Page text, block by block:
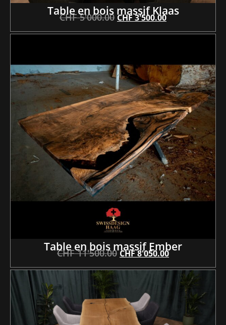
Table en bois massif Klaas
CHF5'000.00 CHF3'500.00
Table en bois massif Ember
CHF11'500.00 CHF8'050.00